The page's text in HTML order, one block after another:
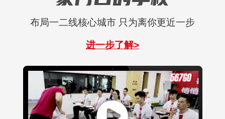
布局一二线核心城市 只为离你更近一步
进一步了解>